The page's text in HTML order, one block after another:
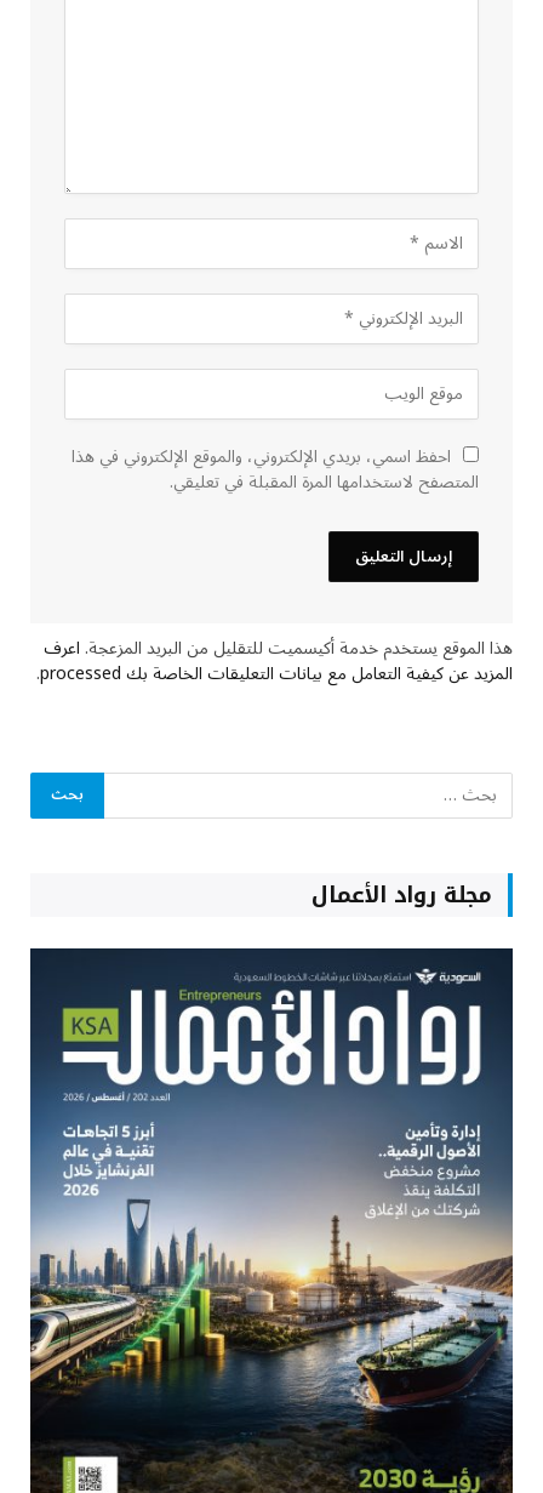
احفظ اسمي، بريدي الإلكتروني، والموقع الإلكتروني في هذا
المتصفح لاستخدامها المرة المقبلة في تعليقي.
هذا الموقع يستخدم خدمة أكيسميت للتقليل من البريد المزعجة.اعرف
المزيد عن كيفية التعامل مع بيانات التعليقات الخاصة بك processed .
مجلة رواد الأعمال